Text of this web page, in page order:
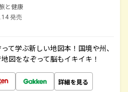
と健康
発売
て学ぶ新しい地図本！国境や州、
図をなぞって脳もイキイキ！
詳細を見る